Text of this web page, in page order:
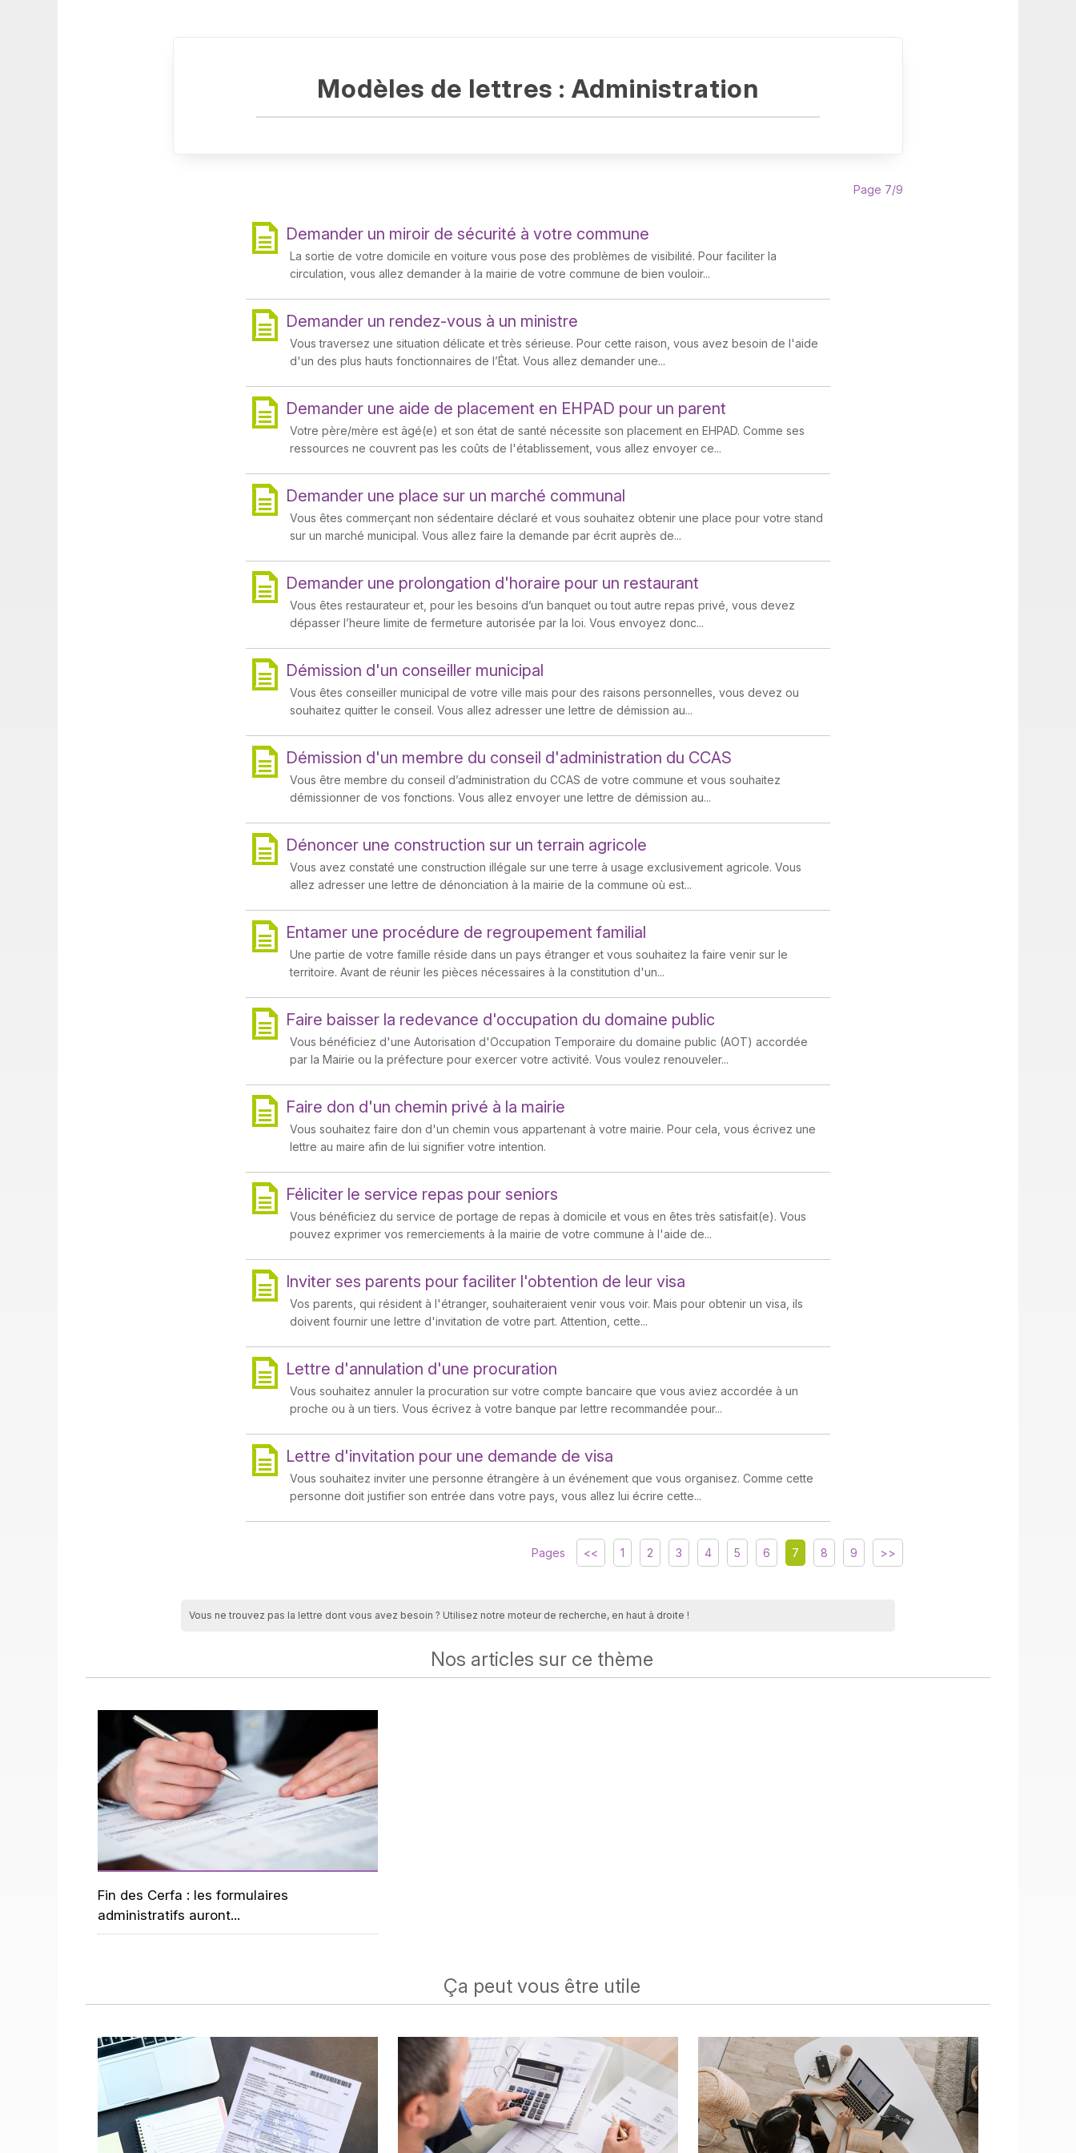
Modèles de lettres : Administration
Page 7/9
Demander un miroir de sécurité à votre commune
La sortie de votre domicile en voiture vous pose des problèmes de visibilité. Pour faciliter la
circulation, vous allez demander à la mairie de votre commune de bien vouloir...
Demander un rendez-vous à un ministre
Vous traversez une situation délicate et très sérieuse. Pour cette raison, vous avez besoin de l'aide
d'un des plus hauts fonctionnaires de l’État. Vous allez demander une...
Demander une aide de placement en EHPAD pour un parent
Votre père/mère est âgé(e) et son état de santé nécessite son placement en EHPAD. Comme ses
ressources ne couvrent pas les coûts de l'établissement, vous allez envoyer ce...
Demander une place sur un marché communal
Vous êtes commerçant non sédentaire déclaré et vous souhaitez obtenir une place pour votre stand
sur un marché municipal. Vous allez faire la demande par écrit auprès de...
Demander une prolongation d'horaire pour un restaurant
Vous êtes restaurateur et, pour les besoins d’un banquet ou tout autre repas privé, vous devez
dépasser l’heure limite de fermeture autorisée par la loi. Vous envoyez donc...
Démission d'un conseiller municipal
Vous êtes conseiller municipal de votre ville mais pour des raisons personnelles, vous devez ou
souhaitez quitter le conseil. Vous allez adresser une lettre de démission au...
Démission d'un membre du conseil d'administration du CCAS
Vous être membre du conseil d’administration du CCAS de votre commune et vous souhaitez
démissionner de vos fonctions. Vous allez envoyer une lettre de démission au...
Dénoncer une construction sur un terrain agricole
Vous avez constaté une construction illégale sur une terre à usage exclusivement agricole. Vous
allez adresser une lettre de dénonciation à la mairie de la commune où est...
Entamer une procédure de regroupement familial
Une partie de votre famille réside dans un pays étranger et vous souhaitez la faire venir sur le
territoire. Avant de réunir les pièces nécessaires à la constitution d'un...
Faire baisser la redevance d'occupation du domaine public
Vous bénéficiez d'une Autorisation d'Occupation Temporaire du domaine public (AOT) accordée
par la Mairie ou la préfecture pour exercer votre activité. Vous voulez renouveler...
Faire don d'un chemin privé à la mairie
Vous souhaitez faire don d'un chemin vous appartenant à votre mairie. Pour cela, vous écrivez une
lettre au maire afin de lui signifier votre intention.
Féliciter le service repas pour seniors
Vous bénéficiez du service de portage de repas à domicile et vous en êtes très satisfait(e). Vous
pouvez exprimer vos remerciements à la mairie de votre commune à l'aide de...
Inviter ses parents pour faciliter l'obtention de leur visa
Vos parents, qui résident à l'étranger, souhaiteraient venir vous voir. Mais pour obtenir un visa, ils
doivent fournir une lettre d'invitation de votre part. Attention, cette...
Lettre d'annulation d'une procuration
Vous souhaitez annuler la procuration sur votre compte bancaire que vous aviez accordée à un
proche ou à un tiers. Vous écrivez à votre banque par lettre recommandée pour...
Lettre d'invitation pour une demande de visa
Vous souhaitez inviter une personne étrangère à un événement que vous organisez. Comme cette
personne doit justifier son entrée dans votre pays, vous allez lui écrire cette...
Pages << 1 2 3 4 5 6 7 8 9 >>
Vous ne trouvez pas la lettre dont vous avez besoin ? Utilisez notre moteur de recherche, en haut à droite !
Nos articles sur ce thème
Fin des Cerfa : les formulaires
administratifs auront...
Ça peut vous être utile